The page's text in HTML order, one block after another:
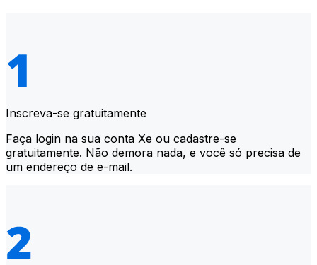
Inscreva-se gratuitamente
Faça login na sua conta Xe ou cadastre-se
gratuitamente. Não demora nada, e você só precisa de
um endereço de e-mail.